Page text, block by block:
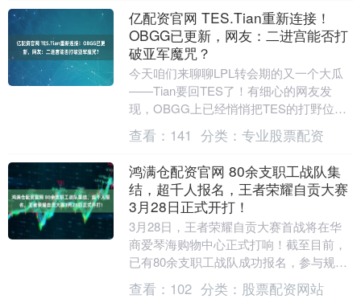
亿配资官网 TES.Tian重新连接！
OBGG已更新，网友：二进宫能否打
破亚军魔咒？
今天咱们来聊聊LPL转会期的又一个大瓜
——Tian要回TES了！有细心的网友发
现，OBGG上已经悄悄把TES的打野位更
新成了Tian。虽然官方还没官宣，但这波
操....
查看： 141 分类： 专业股票配资
鸿满仓配资官网 80余支职工战队集
结，超千人报名，王者荣耀自贡大赛
3月28日正式开打！
3月28日，王者荣耀自贡大赛首战将在华
商爱琴海购物中心正式打响！截至目前，
已有80余支职工战队成功报名，参与规模
广、集结速度快；与此同时，全民福利赛
报名人数已超....
查看： 102 分类： 股票配资网站